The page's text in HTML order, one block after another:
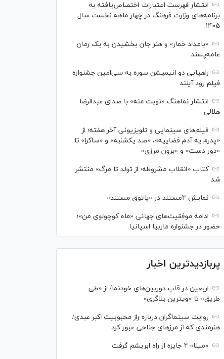
انتشار فهرست اعتبارات اختصاص‌یافته به
برنامه‌های وزارت فرهنگ در چهار ماهه نخست سال
۱۴۰۵
«بامداد خمار» و هنر جان بخشیدن به یک رمان
عامه‌پسند
راهیابی دو انیمیشن سوره به سی‌امین جشنواره
فیلم رود آیلند
انتشار نماهنگ «نوبت منه» با صدای عبدالرضا
هلالی
فیلم‌های سینمایی و تلویزیونی آخر هفته؛ از
«پدرم یه آدم فضاییه»، «صد یکشنبه» و «ساکرا» تا
«دور دست» و «برون مرزی»
کتاب «انقلاب مشروطه؛ از تولد تا مرگ» منتشر
شد
نمایش ۲مستند در «پاتوق مستند»
ادامه موفقیت‌های جهانی «ماه کوچولوی من»؛
حضور در جشنواره ماربیا اسپانیا
پربازدیدترین اخبار
اربعین در قاب دوربین‌های خودنما/ از «طی
طریق» تا «ویترین بلاگری»
روایت سینماگران درباره راز محبوبیت اکبر عبدی/
هنرمندی که از مرزهای جناحی عبور کرد
«مینا» ۲ جایزه از راه ابریشم گرفت